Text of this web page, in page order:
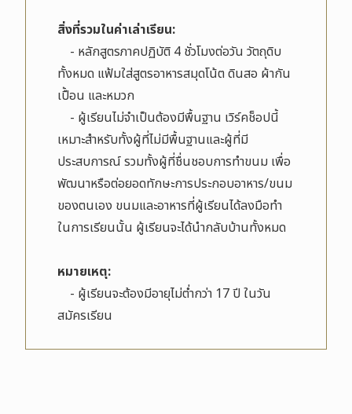
สิ่งที่รวมในค่าเล่าเรียน:
- หลักสูตรภาคปฏิบัติ 4 ชั่วโมงต่อวัน วัตถุดิบ
ทั้งหมด แฟ้มใส่สูตรอาหารสมุดโน้ต ดินสอ ผ้ากัน
เปื้อน และหมวก
- ผู้เรียนไม่จำเป็นต้องมีพื้นฐาน เวิร์คช็อปนี้
เหมาะสำหรับทั้งผู้ที่ไม่มีพื้นฐานและผู้ที่มี
ประสบการณ์ รวมทั้งผู้ที่ชื่นชอบการทำขนม เพื่อ
พัฒนาหรือต่อยอดทักษะการประกอบอาหาร/ขนม
ของตนเอง ขนมและอาหารที่ผู้เรียนได้ลงมือทำ
ในการเรียนนั้น ผู้เรียนจะได้นำกลับบ้านทั้งหมด
หมายเหตุ:
- ผู้เรียนจะต้องมีอายุไม่ต่ำกว่า 17 ปี ในวัน
สมัครเรียน